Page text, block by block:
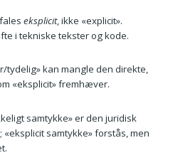
eksplicit, ikke «explicit».
i tekniske tekster og kode.
tydelig» kan mangle den direkte,
«eksplicit» fremhæver.
samtykke» er den juridisk
samtykke» forstås, men